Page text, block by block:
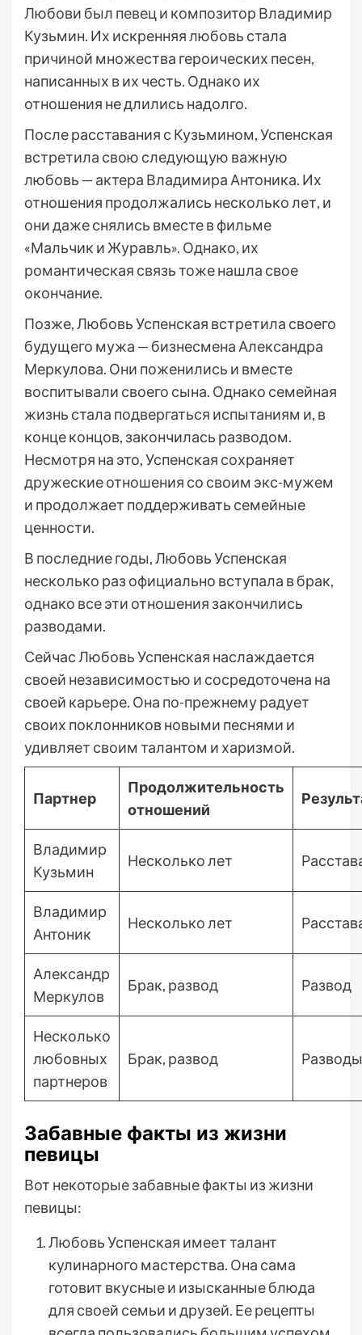
Любови был певец и композитор Владимир
Кузьмин. Их искренняя любовь стала
причиной множества героических песен,
написанных в их честь. Однако их
отношения не длились надолго.
После расставания с Кузьмином, Успенская
встретила свою следующую важную
любовь — актера Владимира Антоника. Их
отношения продолжались несколько лет, и
они даже снялись вместе в фильме
«Мальчик и Журавль». Однако, их
романтическая связь тоже нашла свое
окончание.
Позже, Любовь Успенская встретила своего
будущего мужа — бизнесмена Александра
Меркулова. Они поженились и вместе
воспитывали своего сына. Однако семейная
жизнь стала подвергаться испытаниям и, в
конце концов, закончилась разводом.
Несмотря на это, Успенская сохраняет
дружеские отношения со своим экс-мужем
и продолжает поддерживать семейные
ценности.
В последние годы, Любовь Успенская
несколько раз официально вступала в брак,
однако все эти отношения закончились
разводами.
Сейчас Любовь Успенская наслаждается
своей независимостью и сосредоточена на
своей карьере. Она по-прежнему радует
своих поклонников новыми песнями и
удивляет своим талантом и харизмой.
Партнер
Продолжительность
отношений
Владимир
Кузьмин
Несколько лет
Владимир
Антоник
Несколько лет
Александр
Меркулов
Брак, развод Развод
Несколько
любовных
партнеров
Брак, развод Разводы
Забавные факты из жизни
певицы
Вот некоторые забавные факты из жизни
певицы:
Любовь Успенская имеет талант
кулинарного мастерства. Она сама
готовит вкусные и изысканные блюда
для своей семьи и друзей. Ее рецепты